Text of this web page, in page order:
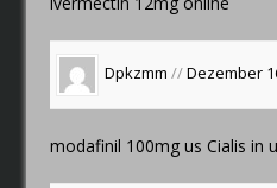
Dpkzmm //Dezember
modafinil 100mg usCialis in